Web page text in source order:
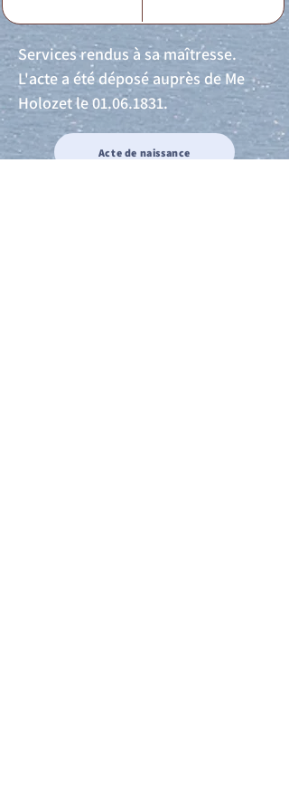
Services rendus à sa maîtresse.
L'acte a été déposé auprès de Me
Holozet le01.06.1831.
Acte de naissance